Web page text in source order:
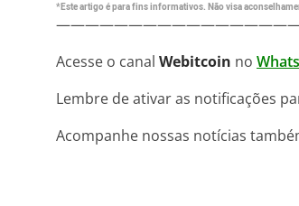
*Este artigo é para fins informativos. Não visa
Acesse o canal Webitcoin no
Lembre de ativar as notificações
Acompanhe nossas notícias